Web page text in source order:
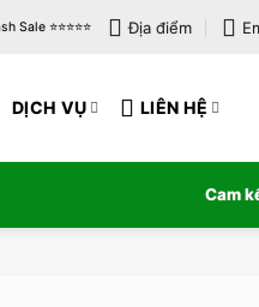
Sale ⭐️⭐️⭐️⭐️⭐️ Địa điểm
DỊCH VỤ LIÊN HỆ
Cam